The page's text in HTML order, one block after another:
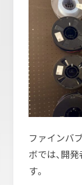
ファインバ
ボでは、開
す。